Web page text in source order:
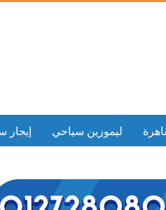
ليموزين سياحي إيجار